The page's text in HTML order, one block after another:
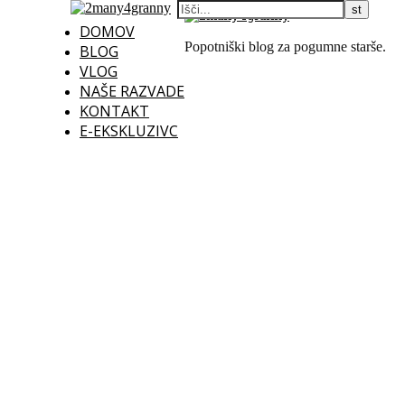
DOMOV
BLOG
VLOG
NAŠE RAZVADE
KONTAKT
E-EKSKLUZIVC
Popotniški blog za pogumne starše.